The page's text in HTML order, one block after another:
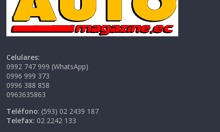
Celulares:
0992 747 999 (WhatsApp)
0996 999 373
0996 388 858
0963635863
Teléfono: (593) 02 2439 187
Telefax: 02 2242 133